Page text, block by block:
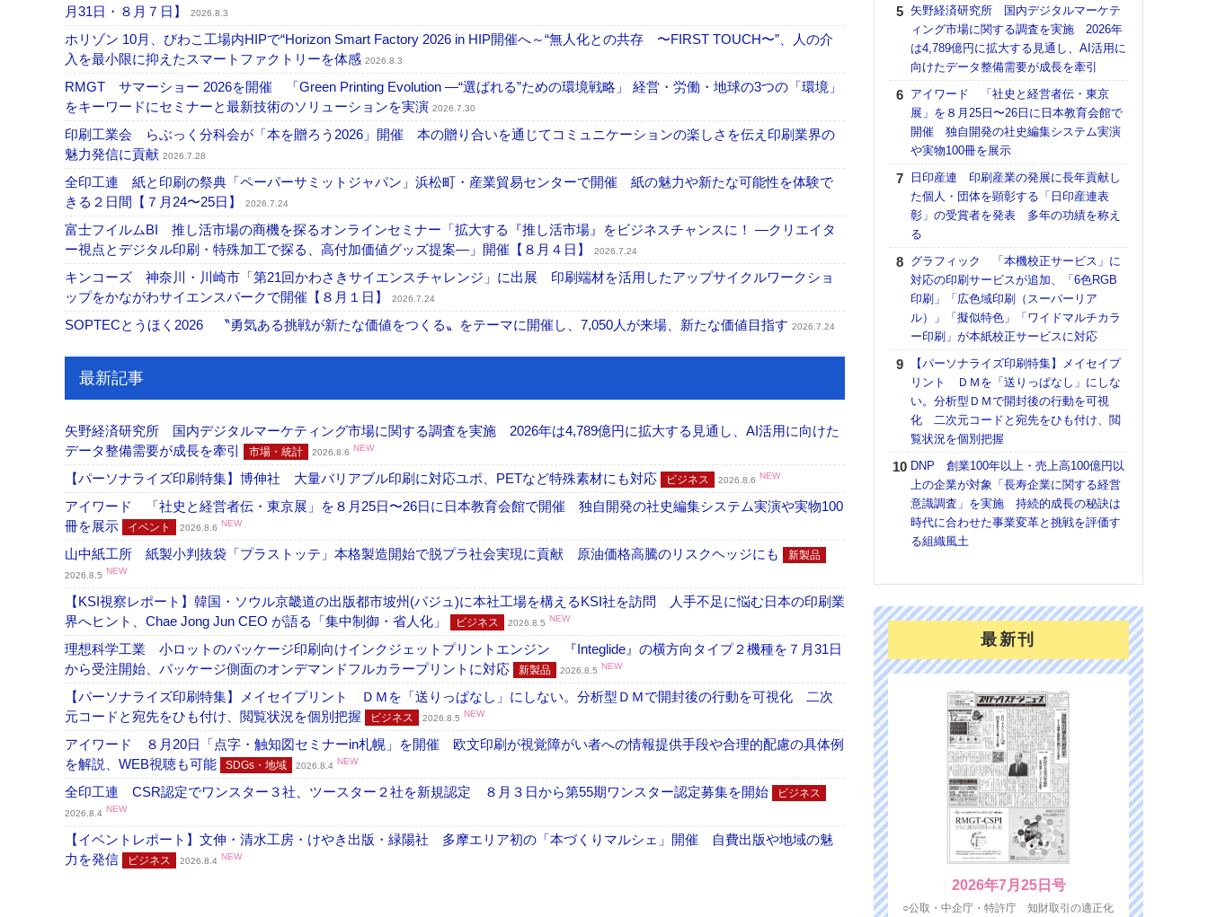
月31日・８月７日】
2026.8.3
ホリゾン 10月、びわこ工場内HIPで“Horizon Smart Factory 2026 in HIP開催へ～“無人化との共存 〜FIRST TOUCH〜”、人の介
入を最小限に抑えたスマートファクトリーを体感 2026.8.3
RMGT サマーショー 2026を開催 「Green Printing Evolution ―“選ばれる”ための環境戦略」 経営・労働・地球の3つの「環境」
をキーワードにセミナーと最新技術のソリューションを実演 2026.7.30
印刷工業会 らぶっく分科会が「本を贈ろう2026」開催 本の贈り合いを通じてコミュニケーションの楽しさを伝え印刷業界の
魅力発信に貢献 2026.7.28
全印工連 紙と印刷の祭典「ペーパーサミットジャパン」浜松町・産業貿易センターで開催 紙の魅力や新たな可能性を体験で
きる２日間【７月24〜25日】
2026.7.24
富士フイルムBI 推し活市場の商機を探るオンラインセミナー「拡大する『推し活市場』をビジネスチャンスに！ ―クリエイタ
ー視点とデジタル印刷・特殊加工で探る、高付加価値グッズ提案―」開催【８月４日】
2026.7.24
キンコーズ 神奈川・川崎市「第21回かわさきサイエンスチャレンジ」に出展 印刷端材を活用したアップサイクルワークショ
ップをかながわサイエンスパークで開催【８月１日】
2026.7.24
SOPTECとうほく2026 〝勇気ある挑戦が新たな価値をつくる〟をテーマに開催し、7,050人が来場、新たな価値目指す 2026.7.24
最新記事
矢野経済研究所 国内デジタルマーケティング市場に関する調査を実施 2026年は4,789億円に拡大する見通し、AI活用に向けた
データ整備需要が成長を牽引
市場・統計 2026.8.6 NEW
【パーソナライズ印刷特集】博伸社 大量バリアブル印刷に対応ユポ、PETなど特殊素材にも対応 ビジネス 2026.8.6 NEW
アイワード 「社史と経営者伝・東京展」を８月25日〜26日に日本教育会館で開催 独自開発の社史編集システム実演や実物100
冊を展示
イベント 2026.8.6 NEW
山中紙工所 紙製小判抜袋「プラストッテ」本格製造開始で脱プラ社会実現に貢献 原油価格高騰のリスクヘッジにも 新製品
2026.8.5 NEW
【KSI視察レポート】韓国・ソウル京畿道の出版都市坡州(パジュ)に本社工場を構えるKSI社を訪問 人手不足に悩む日本の印刷業
界へヒント、Chae Jong Jun CEO が語る「集中制御・省人化」
ビジネス 2026.8.5 NEW
理想科学工業 小ロットのパッケージ印刷向けインクジェットプリントエンジン 『Integlide』の横方向タイプ２機種を７月31日
から受注開始、パッケージ側面のオンデマンドフルカラープリントに対応
新製品 2026.8.5 NEW
【パーソナライズ印刷特集】メイセイプリント ＤＭを「送りっぱなし」にしない。分析型ＤＭで開封後の行動を可視化 二次
元コードと宛先をひも付け、閲覧状況を個別把握
ビジネス 2026.8.5 NEW
アイワード ８月20日「点字・触知図セミナーin札幌」を開催 欧文印刷が視覚障がい者への情報提供手段や合理的配慮の具体例
を解説、WEB視聴も可能
SDGs・地域 2026.8.4 NEW
全印工連 CSR認定でワンスター３社、ツースター２社を新規認定 ８月３日から第55期ワンスター認定募集を開始 ビジネス
2026.8.4 NEW
【イベントレポート】文伸・清水工房・けやき出版・緑陽社 多摩エリア初の「本づくりマルシェ」開催 自費出版や地域の魅
力を発信
ビジネス 2026.8.4 NEW
矢野経済研究所 国内デジタルマーケテ
ィング市場に関する調査を実施 2026年
は4,789億円に拡大する見通し、AI活用に
向けたデータ整備需要が成長を牽引
アイワード 「社史と経営者伝・東京
展」を８月25日〜26日に日本教育会館で
開催 独自開発の社史編集システム実演
や実物100冊を展示
日印産連 印刷産業の発展に長年貢献し
た個人・団体を顕彰する「日印産連表
彰」の受賞者を発表 多年の功績を称え
る
グラフィック 「本機校正サービス」に
対応の印刷サービスが追加、「6色RGB
印刷」「広色域印刷（スーパーリア
ル）」「擬似特色」「ワイドマルチカラ
ー印刷」が本紙校正サービスに対応
【パーソナライズ印刷特集】メイセイプ
リント ＤＭを「送りっぱなし」にしな
い。分析型ＤＭで開封後の行動を可視
化 二次元コードと宛先をひも付け、閲
覧状況を個別把握
DNP 創業100年以上・売上高100億円以
上の企業が対象「長寿企業に関する経営
意識調査」を実施 持続的成長の秘訣は
時代に合わせた事業変革と挑戦を評価す
る組織風土
最新刊
2026年7月25日号
○公取・中企庁・特許庁 知財取引の適正化